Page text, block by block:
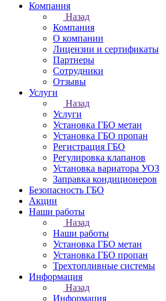
Компания
Назад
Компания
О компании
Лицензии и сертификаты
Партнеры
Сотрудники
Отзывы
Услуги
Назад
Услуги
Установка ГБО метан
Установка ГБО пропан
Регистрация ГБО
Регулировка клапанов
Установка вариатора УОЗ
Заправка кондиционеров
Безопасность ГБО
Акции
Наши работы
Назад
Наши работы
Установка ГБО метан
Установка ГБО пропан
Трехтопливные системы
Информация
Назад
Информация